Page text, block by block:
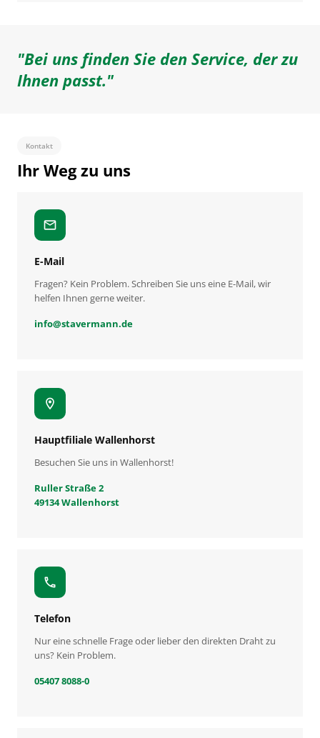
"Bei uns finden Sie den Service, der zu
Ihnen passt."
Kontakt
Ihr Weg zu uns
mail
E-Mail
Fragen? Kein Problem. Schreiben Sie uns eine E-Mail, wir
helfen Ihnen gerne weiter.
info@stavermann.de
location_on
Hauptfiliale Wallenhorst
Besuchen Sie uns in Wallenhorst!
Ruller Straße 2
49134 Wallenhorst
call
Telefon
Nur eine schnelle Frage oder lieber den direkten Draht zu
uns? Kein Problem.
05407 8088-0